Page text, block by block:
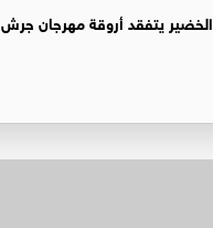
الخضير يتفقد أروقة مهرجان جرش